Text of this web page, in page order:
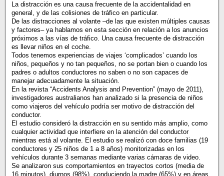
La distracción es una causa frecuente de la accidentalidad en
general, y de las colisiones de tráfico en particular.
De las distracciones al volante –de las que existen múltiples causas
y factores– ya hablamos en esta sección en relación a los anuncios
próximos a las vías de tráfico. Una causa frecuente de distracción
es llevar niños en el coche.
Todos tenemos experiencias de viajes ‘complicados’ cuando los
niños, pequeños y no tan pequeños, no se portan bien o cuando los
padres o adultos conductores no saben o no son capaces de
manejar adecuadamente la situación.
En la revista “Accidents Analysis and Prevention” (mayo de 2011),
investigadores australianos han analizado si la presencia de niños
como viajeros del vehículo podría ser motivo de distracción del
conductor.
El estudio consideró la distracción en su sentido más amplio, como
cualquier actividad que interfiere en la atención del conductor
mientras está al volante. El estudio se realizó con doce familias (19
conductores y 25 niños de 1 a 8 años) monitorizadas en los
vehículos durante 3 semanas mediante varias cámaras de video.
Se analizaron sus comportamientos en trayectos cortos (media de
16 minutos), diurnos (98%), conduciendo la madre (65%) y en áreas